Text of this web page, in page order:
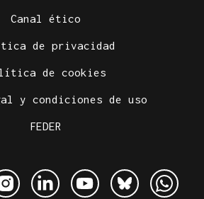
Canal ético
de privacidad
de cookies
y condiciones de uso
FEDER